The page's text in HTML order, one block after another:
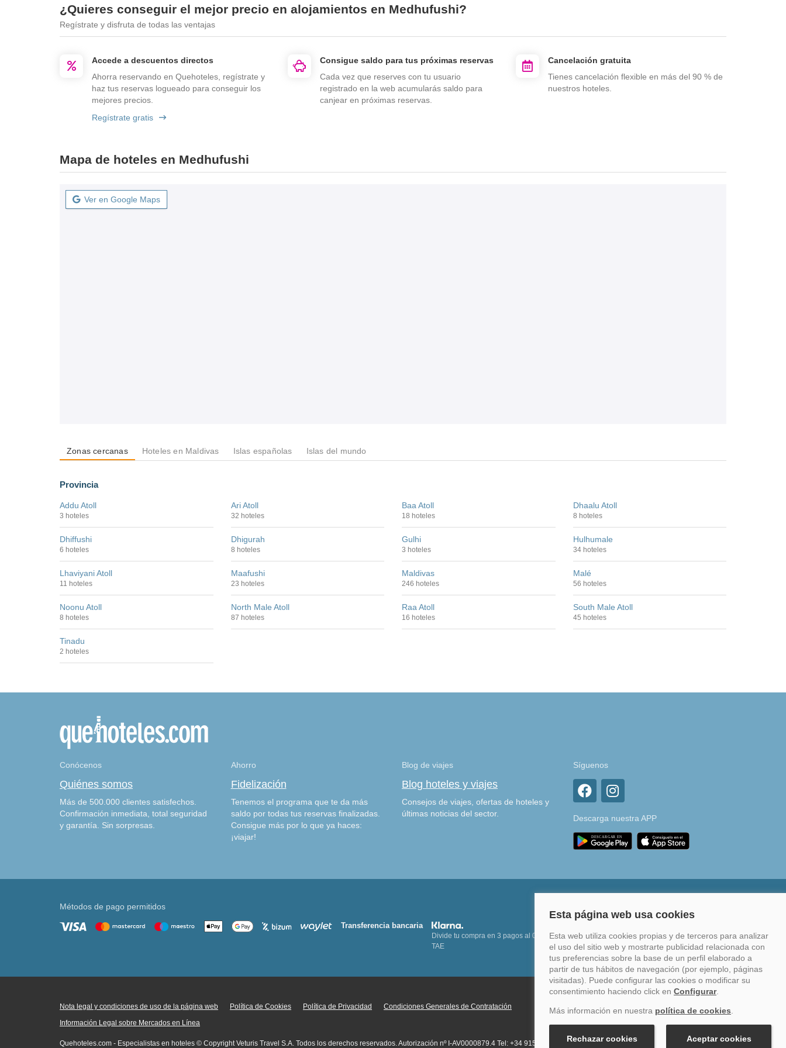
¿Quieres conseguir el mejor precio en alojamientos en Medhufushi?
Regístrate y disfruta de todas las ventajas
Accede a descuentos directos
Ahorra reservando en Quehoteles, regístrate y
haz tus reservas logueado para conseguir los
mejores precios.
Regístrate gratis
Consigue saldo para tus próximas reservas
Cada vez que reserves con tu usuario
registrado en la web acumularás saldo para
canjear en próximas reservas.
Cancelación gratuita
Tienes cancelación flexible en más del 90 % de
nuestros hoteles.
Mapa de hoteles en Medhufushi
Ver en Google Maps
Zonas cercanas Hoteles en Maldivas Islas españolas Islas del mundo
Provincia
Addu Atoll
3 hoteles
Ari Atoll
32 hoteles
Baa Atoll
18 hoteles
Dhaalu Atoll
8 hoteles
Dhiffushi
6 hoteles
Dhigurah
8 hoteles
Gulhi
3 hoteles
Hulhumale
34 hoteles
Lhaviyani Atoll
11 hoteles
Maafushi
23 hoteles
Maldivas
246 hoteles
Malé
56 hoteles
Noonu Atoll
8 hoteles
North Male Atoll
87 hoteles
Raa Atoll
16 hoteles
South Male Atoll
45 hoteles
Tinadu
2 hoteles
Conócenos
Quiénes somos
Más de 500.000 clientes satisfechos.
Confirmación inmediata, total seguridad
y garantía. Sin sorpresas.
Ahorro
Fidelización
Tenemos el programa que te da más
saldo por todas tus reservas finalizadas.
Consigue más por lo que ya haces:
¡viajar!
Blog de viajes
Blog hoteles y viajes
Consejos de viajes, ofertas de hoteles y
últimas noticias del sector.
Síguenos
Descarga nuestra APP
Métodos de pago permitidos
Transferencia bancaria
Divide tu compra en 3 pagos al 0%
TAE
Financia hasta en 12 meses o en 4 pagos sin
intereses
Nota legal y condiciones de uso de la página web Política de Cookies Política de Privacidad
Condiciones Generales de Contratación
Información Legal sobre Mercados en Línea
Quehoteles.com - Especialistas en hoteles © Copyright Veturis Travel S.A. Todos los derechos reservados. Autorización nº I-AV0000879.4 Tel: +34 915759999